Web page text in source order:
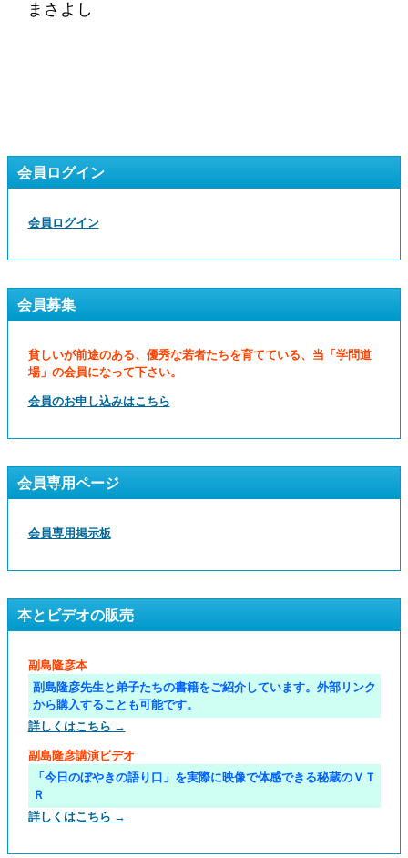
まさよし
会員ログイン
会員ログイン
会員募集
貧しいが前途のある、優秀な若者たちを育てている、当「学問道
場」の会員になって下さい。
会員のお申し込みはこちら
会員専用ページ
会員専用掲示板
本とビデオの販売
副島隆彦本
副島隆彦先生と弟子たちの書籍をご紹介しています。外部リンク
から購入することも可能です。
詳しくはこちら →
副島隆彦講演ビデオ
「今日のぼやきの語り口」を実際に映像で体感できる秘蔵のＶＴ
Ｒ
詳しくはこちら →